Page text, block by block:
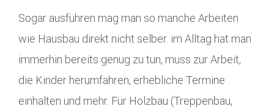
Sogar ausführen mag man so manche Arbeiten
wie Hausbau direkt nicht selber. im Alltag hat man
immerhin bereits genug zu tun, muss zur Arbeit,
die Kinder herumfahren, erhebliche Termine
einhalten und mehr. Für Holzbau (Treppenbau,